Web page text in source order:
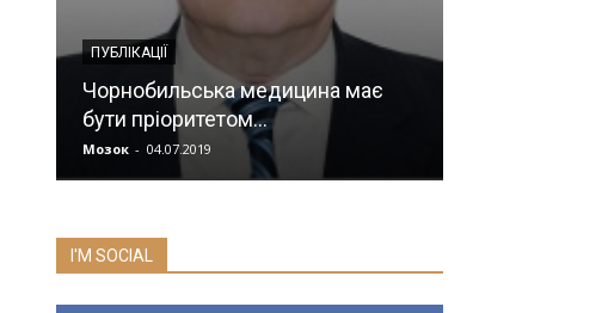
ПУБЛІКАЦІЇ
Чорнобильська медицина має
бути пріоритетом…
Мозок - 04.07.2019
I'M SOCIAL